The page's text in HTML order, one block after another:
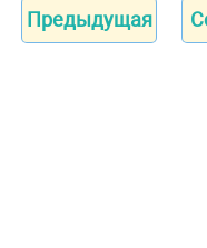
Предыдущая